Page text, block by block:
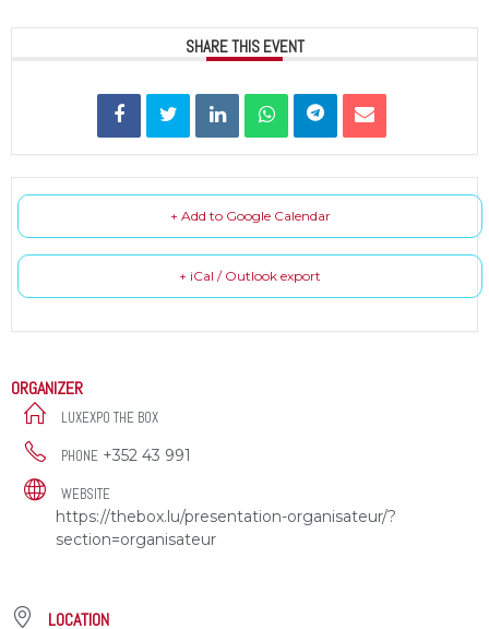
SHARE THIS EVENT
+ Add to Google Calendar
+ iCal / Outlook export
ORGANIZER
LUXEXPO THE BOX
PHONE +352 43 991
WEBSITE
https://thebox.lu/presentation-organisateur/?
section=organisateur
LOCATION